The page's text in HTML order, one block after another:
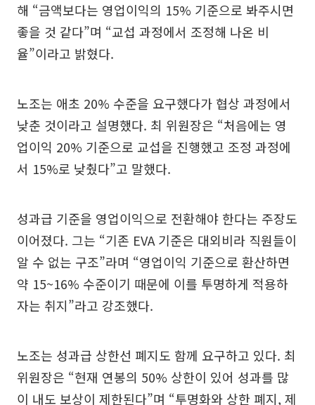
해 “금액보다는 영업이익의 15% 기준으로 봐주시면
좋을 것 같다”며 “교섭 과정에서 조정해 나온 비
율”이라고 밝혔다.
노조는 애초 20% 수준을 요구했다가 협상 과정에서
낮춘 것이라고 설명했다. 최 위원장은 “처음에는 영
업이익 20% 기준으로 교섭을 진행했고 조정 과정에
서 15%로 낮췄다”고 말했다.
성과급 기준을 영업이익으로 전환해야 한다는 주장도
이어졌다. 그는 “기존 EVA 기준은 대외비라 직원들이
알 수 없는 구조”라며 “영업이익 기준으로 환산하면
약 15~16% 수준이기 때문에 이를 투명하게 적용하
자는 취지”라고 강조했다.
노조는 성과급 상한선 폐지도 함께 요구하고 있다. 최
위원장은 “현재 연봉의 50% 상한이 있어 성과를 많
이 내도 보상이 제한된다”며 “투명화와 상한 폐지, 제